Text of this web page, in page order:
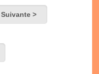
Suivante >